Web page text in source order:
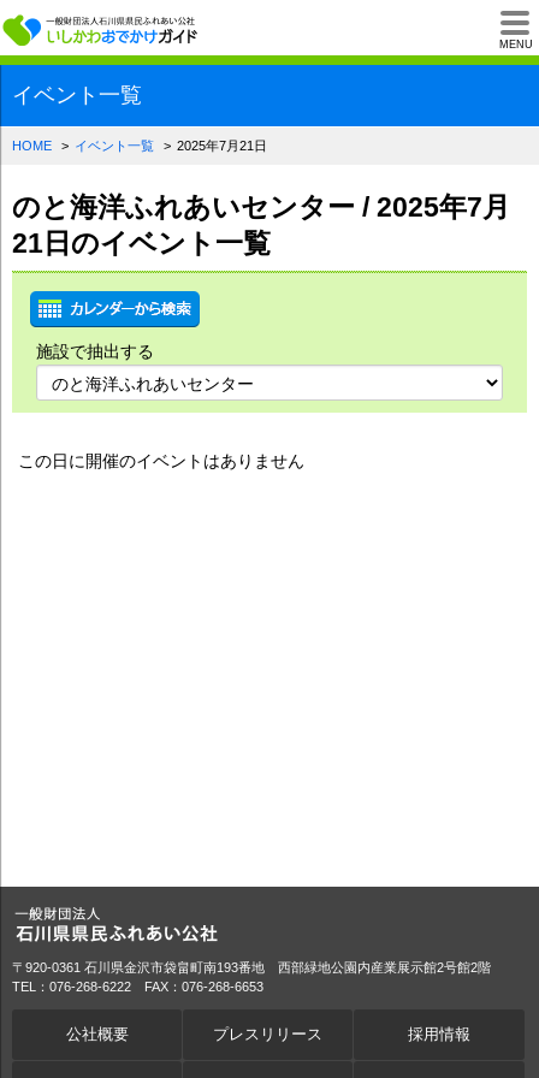
MENU
一般財団法人石川
イベント一覧
HOME イベント一覧 2025年7月21日
のと海洋ふれあいセンター / 2025年7月
21日のイベント一覧
施設で抽出する
この日に開催のイベントはありません
〒920-0361 石川県金沢市袋畠町南193番地 西部緑地公園内産業展示館2号館2階
TEL：076-268-6222 FAX：076-268-6653
公社概要 プレスリリース 採用情報